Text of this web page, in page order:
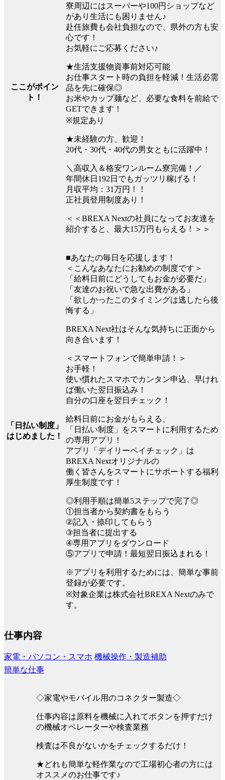
ここがポイン
ト！
寮周辺にはスーパーや100円ショップなど
があり生活にも困りません♪
赴任旅費も会社負担なので、県外の方も安
心です！
お気軽にご応募ください♪
★生活支援物資事前対応可能
お仕事スタート時の負担を軽減！生活必需
品を先に確保◎
お米やカップ麺など、必要な食料を前給で
GETできます！
※規定あり
★未経験の方、歓迎！
20代・30代・40代の男女ともに活躍中！
＼高収入＆格安ワンルーム寮完備！／
年間休日192日でもガッツリ稼げる！
月収平均：31万円！！
正社員登用制度あり！
＜＜BREXA Nextの社員になってお友達を
紹介すると、最大15万円もらえる！＞＞
「日払い制度」
はじめました！
■あなたの毎日を応援します！
＜こんなあなたにお勧めの制度です＞
「給料日前にどうしてもお金が必要だ」
「友達のお祝いで急な出費がある」
「欲しかったこのタイミングは逃したら後
悔する」
BREXA Next社はそんな気持ちに正面から
向き合います！
＜スマートフォンで簡単申請！＞
お手軽！
使い慣れたスマホでカンタン申込、早けれ
ば働いた翌日振込み！
自分の口座を翌日チェック！
給料日前にお金がもらえる、
「日払い制度」をスマートに利用するため
の専用アプリ！
アプリ「デイリーペイチェック」は
BREXA Nextオリジナルの
働く皆さんをスマートにサポートする福利
厚生制度です！
◎利用手順は簡単5ステップで完了◎
①担当者から契約書をもらう
②記入・捺印してもらう
③担当者に提出する
④専用アプリをダウンロード
⑤アプリで申請！最短翌日振込まれる！
※アプリを利用するためには、簡単な事前
登録が必要です。
※対象企業は株式会社BREXA Nextのみで
す。
仕事内容
家電・パソコン・スマホ 機械操作・製造補助
簡単な仕事
◇家電やモバイル用のコネクター製造◇
仕事内容は原料を機械に入れてボタンを押すだけ
の機械オペレーターや検査業務
検査は不良がないかをチェックするだけ！
★どれも簡単な軽作業なので工場初心者の方には
オススメのお仕事です♪